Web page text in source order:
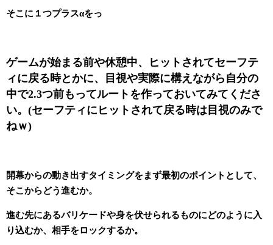
そこに１つプラスαをっ
ゲームが始まる前や休憩中、ヒットされてセーフテ
ィに戻る時とかに、目視や実際に構えながら自分の
中で2.3つ前もってルートを作っておいてみてくださ
い。(セーフティにヒットされて戻る時は目視のみで
ねｗ)
開幕からの動き出すタイミングをまず最初のポイントとして、
そこからどう進むか。
進む先にあるバリケードや身を伏せられるものにどのように入
り込むか、相手をロックするか。